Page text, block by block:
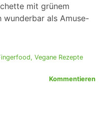
mit grünem
wunderbar als Amuse-
, Vegane Rezepte
Kommentieren